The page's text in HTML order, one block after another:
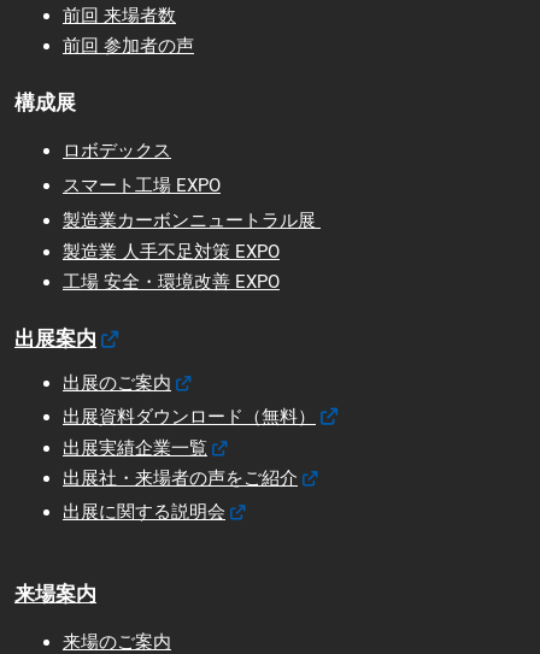
前回 来場者数
前回 参加者の声
構成展
ロボデックス
スマート工場 EXPO
製造業カーボンニュートラル展
製造業 人手不足対策 EXPO
工場 安全・環境改善 EXPO
出展案内
出展のご案内
出展資料ダウンロード（無料）
出展実績企業一覧
出展社・来場者の声をご紹介
出展に関する説明会
来場案内
来場のご案内